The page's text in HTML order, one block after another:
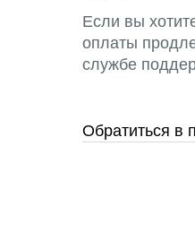
Если вы
оплаты
службе
Обратиться в